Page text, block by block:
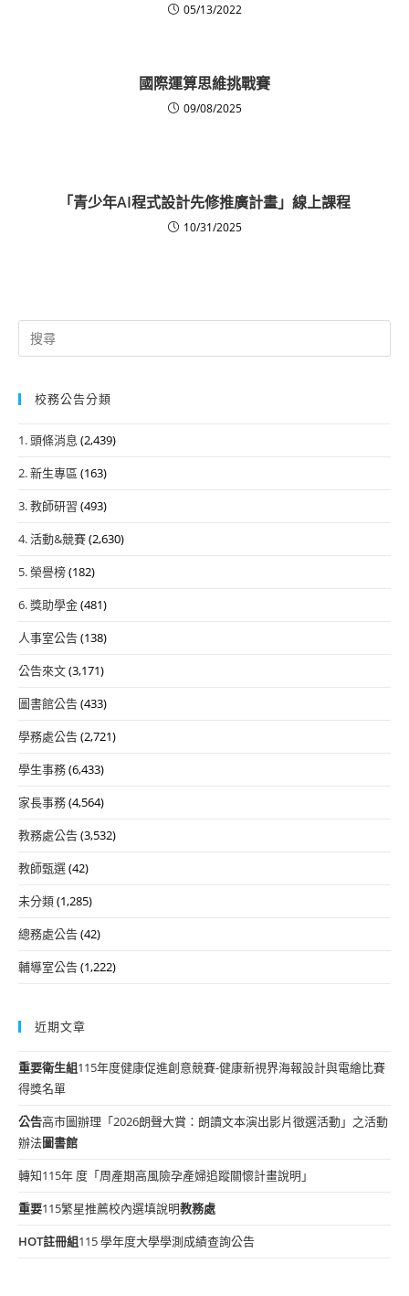
05/13/2022
國際運算思維挑戰賽
09/08/2025
「青少年AI程式設計先修推廣計畫」線上課程
10/31/2025
Search
for:
校務公告分類
1. 頭條消息 (2,439)
2. 新生專區 (163)
3. 教師研習 (493)
4. 活動&競賽(2,630)
5. 榮譽榜(182)
6. 獎助學金(481)
人事室公告(138)
公告來文(3,171)
圖書館公告(433)
學務處公告(2,721)
學生事務(6,433)
家長事務(4,564)
教務處公告(3,532)
教師甄選(42)
未分類(1,285)
總務處公告(42)
輔導室公告(1,222)
近期文章
重要衛生組115年度健康促進創意競賽-健康新視界海報設計與電繪比賽
得獎名單
公告高市圖辦理「2026朗聲大賞：朗讀文本演出影片徵選活動」之活動
辦法圖書館
轉知115年 度「周產期高風險孕產婦追蹤關懷計畫說明」
重要115繁星推薦校內選填說明教務處
HOT註冊組115 學年度大學學測成績查詢公告